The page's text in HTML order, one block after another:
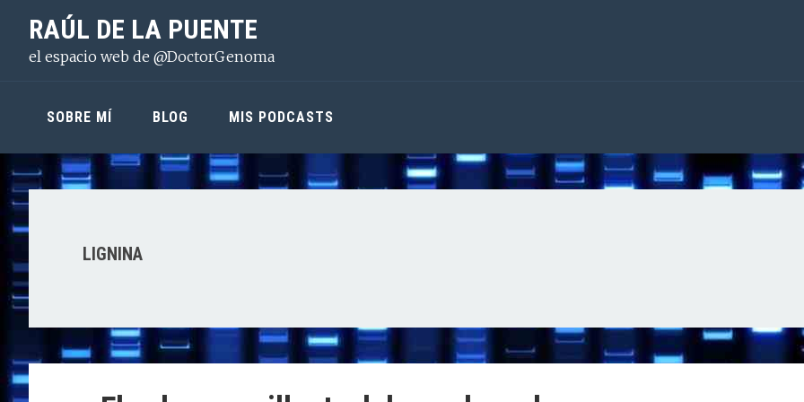
principal
contenido
lateral
RAÚL DE LA PUENTE
el espacio web de @DoctorGenoma
SOBRE MÍ BLOG MIS PODCASTS
LIGNINA